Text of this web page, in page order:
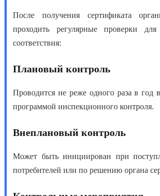
После получения сертификата
проходить регулярные проверки для
соответствия:
Плановый контроль
Проводится не реже одного раза в год
программой инспекционного контроля.
Внеплановый контроль
Может быть инициирован при
потребителей или по решению органа